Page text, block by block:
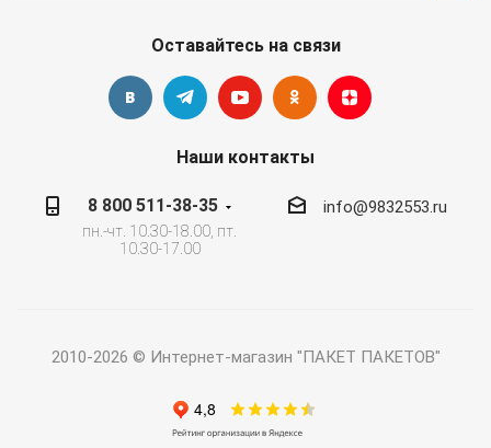
Оставайтесь на связи
Наши контакты
8 800 511-38-35
пн.-чт. 10.30-18.00, пт.
10.30-17.00
info@9832553.ru
2010-2026 © Интернет-магазин "ПАКЕТ ПАКЕТОВ"